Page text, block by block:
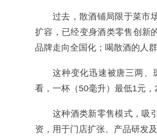
过去，散酒铺局限于菜市
扩容，已经变身酒类零售创
品牌走向全国化；喝散酒的人
这种变化迅速被唐三两、
看，一杯（50毫升）最低1元
这种酒类新零售模式，吸
资，用于门店扩张、产品研发